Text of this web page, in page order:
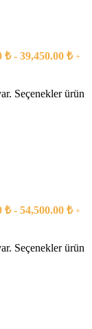
₺ - 39,450.00 ₺ +
Seçenekler ürün
₺ - 54,500.00 ₺ +
Seçenekler ürün